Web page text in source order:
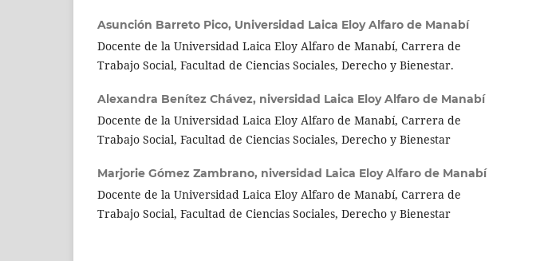
Asunción Barreto Pico, Universidad Laica Eloy Alfaro de Manabí
Docente de la Universidad Laica Eloy Alfaro de Manabí, Carrera de
Trabajo Social, Facultad de Ciencias Sociales, Derecho y Bienestar.
Alexandra Benítez Chávez, niversidad Laica Eloy Alfaro de Manabí
Docente de la Universidad Laica Eloy Alfaro de Manabí, Carrera de
Trabajo Social, Facultad de Ciencias Sociales, Derecho y Bienestar
Marjorie Gómez Zambrano, niversidad Laica Eloy Alfaro de Manabí
Docente de la Universidad Laica Eloy Alfaro de Manabí, Carrera de
Trabajo Social, Facultad de Ciencias Sociales, Derecho y Bienestar